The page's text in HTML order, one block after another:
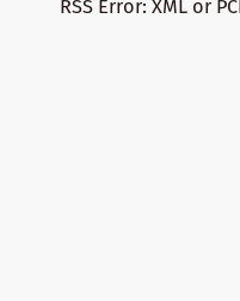
RSS Error: XML or